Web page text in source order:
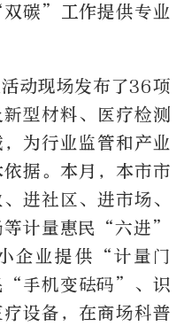
碳”工作提供专业
动现场发布了36项
型材料、医疗检测
为行业监管和产业
据。本月，本市市
进社区、进市场、
等计量惠民“六进”
企业提供“计量门
“手机变砝码”、识
设备，在商场科普